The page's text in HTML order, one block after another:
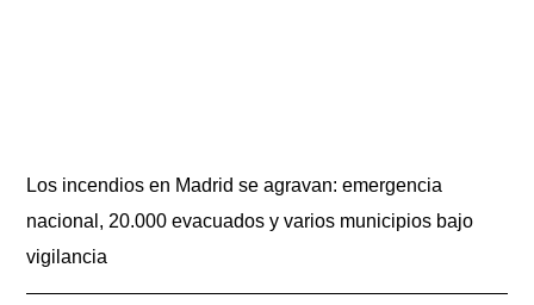
Los incendios en Madrid se agravan: emergencia
nacional, 20.000 evacuados y varios municipios bajo
vigilancia